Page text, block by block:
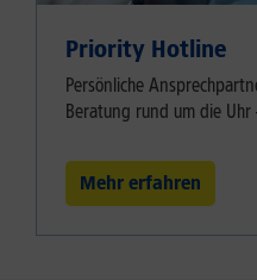
Priority Hotline
Persönliche
Beratung rund um die Uhr
Mehr erfahren